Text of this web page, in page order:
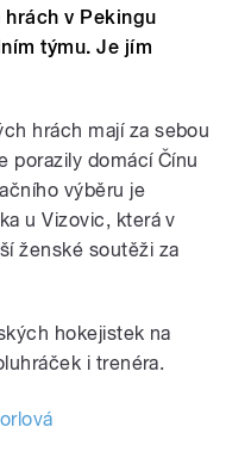
v Pekingu
týmu. Je jím
hrách mají za sebou
porazily domácí Čínu
výběru je
u Vizovic, která v
ženské soutěži za
hokejistek na
i trenéra.